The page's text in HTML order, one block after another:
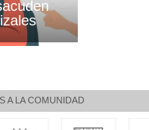
A LA COMUNIDAD